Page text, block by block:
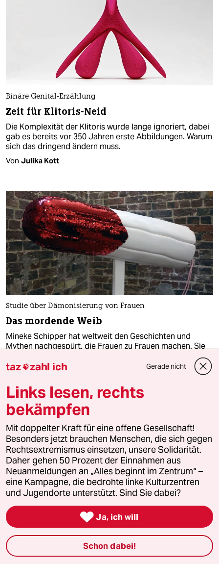
Binäre Genital-Erzählung
Zeit für Klitoris-Neid
Die Komplexität der Klitoris wurde lange ignoriert, dabei
gab es bereits vor 350 Jahren erste Abbildungen. Warum
sich das dringend ändern muss.
Von Julika Kott
Studie über Dämonisierung von Frauen
Das mordende Weib
Mineke Schipper hat weltweit den Geschichten und
Mythen nachgespürt, die Frauen zu Frauen machen. Sie
Von Marlen Hobrack
Autorin über Duftkerze mit Vulvageruch
„Das ist alles viel zu niedlich“
Die Schauspielerin Gwyneth Paltrow vertreibt über ihren
Webshop eine Kerze, die nach ihrer Vagina riechen soll.
taz zahl ich Gerade nicht
Links lesen, rechts
bekämpfen
Mit doppelter Kraft für eine offene Gesellschaft!
Besonders jetzt brauchen Menschen, die sich gegen
Rechtsextremismus einsetzen, unsere Solidarität.
Daher gehen 50 Prozent der Einnahmen aus
Neuanmeldungen an „Alles beginnt im Zentrum“ –
eine Kampagne, die bedrohte linke Kulturzentren
und Jugendorte unterstützt. Sind Sie dabei?
 Ja, ich will
Schon dabei!